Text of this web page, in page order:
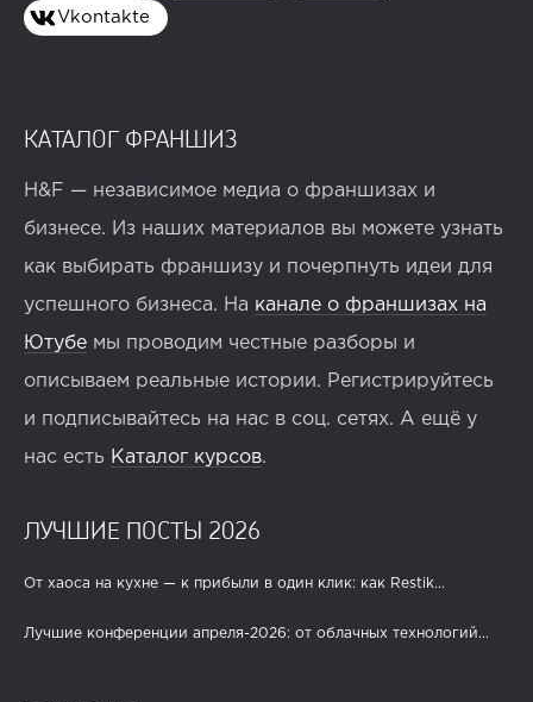
Vkontakte
КАТАЛОГ ФРАНШИЗ
H&F — независимое медиа о франшизах и
бизнесе. Из наших материалов вы можете узнать
как выбирать франшизу и почерпнуть идеи для
успешного бизнеса. На канале о франшизах на
Ютубе мы проводим честные разборы и
описываем реальные истории. Регистрируйтесь
и подписывайтесь на нас в соц. сетях. А ещё у
нас есть Каталог курсов.
ЛУЧШИЕ ПОСТЫ 2026
От хаоса на кухне — к прибыли в один клик: как Restik...
Лучшие конференции апреля-2026: от облачных технологий...